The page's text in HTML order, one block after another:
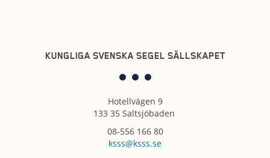
KUNGLIGA SVENSKA SEGEL SÄLLSKAPET
Hotellvägen 9
133 35 Saltsjöbaden
08-556 166 80
ksss@ksss.se